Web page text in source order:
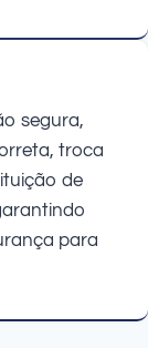
segura,
troca
de
para